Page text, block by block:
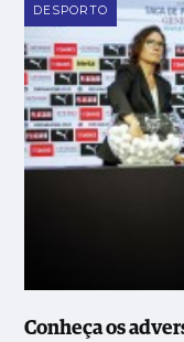
DESPORTO
Conheça os